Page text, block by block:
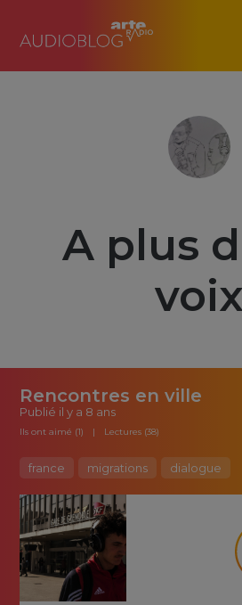
A plus
voix
Rencontres en ville
Publié il y a 8 ans
Ils ont aimé (1) Lectures (38)
france migrations dialogue